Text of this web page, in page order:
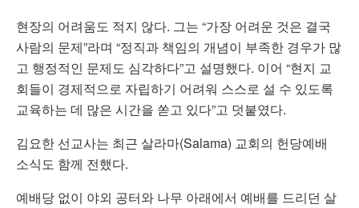
현장의 어려움도 적지 않다. 그는 “가장 어려운 것은 결국
사람의 문제”라며 “정직과 책임의 개념이 부족한 경우가 많
고 행정적인 문제도 심각하다”고 설명했다. 이어 “현지 교
회들이 경제적으로 자립하기 어려워 스스로 설 수 있도록
교육하는 데 많은 시간을 쏟고 있다”고 덧붙였다.
김요한 선교사는 최근 살라마(Salama) 교회의 헌당예배
소식도 함께 전했다.
예배당 없이 야외 공터와 나무 아래에서 예배를 드리던 살